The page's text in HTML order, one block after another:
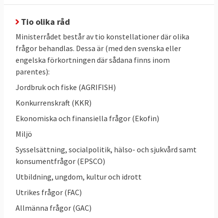
makars och registrerade partners
förmögenhetsförhållanden.
Ministerrådet har somregel två
betydelsefulla nivåer under ministernivå:
Arbetsgruppsnivå och Coreper. I vissa frågor
finns också särskilda kommittéer.
Arbetsgrupper består av sakkunniga
diplomater från varje medlemsland som
vanligtvis går igenom EU-kommissionens
förslag mycket grundligt. När en
arbetsgrupp anses klar lyfts ärendet upp till
ländernas chefsdiplomater i det så kallade
Tio olika råd
Ministerrådet består av tio konstellationer där olika
frågor behandlas. Dessa är (med den svenska eller
engelska förkortningen där sådana finns inom
parentes):
Jordbruk och fiske (AGRIFISH)
Konkurrenskraft (KKR)
Ekonomiska och finansiella frågor (Ekofin)
Miljö
Sysselsättning, socialpolitik, hälso- och sjukvård samt
konsumentfrågor (EPSCO)
Utbildning, ungdom, kultur och idrott
Utrikes frågor (FAC)
Allmänna frågor (GAC)